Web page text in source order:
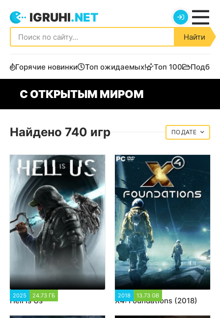
IGRUHI.NET
Найти
Горячие новинки Топ ожидаемых! Топ 100
С ОТКРЫТЫМ МИРОМ
Найдено 740 игр ДАТЕ
2025 24.73 ГБ
Hell is Us
2018 13.73 GB 18 864
X4: Foundations (2018)